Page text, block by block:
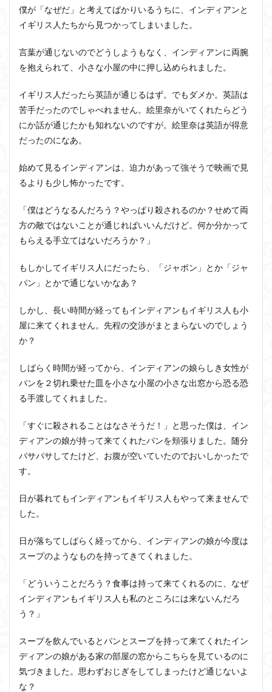
僕が「なぜだ」と考えてばかりいるうちに、インディアンと
イギリス人たちから見つかってしまいました。
言葉が通じないのでどうしようもなく、インディアンに両腕
を抱えられて、小さな小屋の中に押し込められました。
イギリス人だったら英語が通じるはず。でもダメか。英語は
苦手だったのでしゃべれません。絵里奈がいてくれたらどう
にか話が通じたかも知れないのですが。絵里奈は英語が得意
だったのになあ。
始めて見るインディアンは、迫力があって強そうで映画で見
るよりも少し怖かったです。
「僕はどうなるんだろう？やっぱり殺されるのか？せめて両
方の敵ではないことが通じればいいんだけど。何か分かって
もらえる手立てはないだろうか？」
もしかしてイギリス人にだったら、「ジャポン」とか「ジャ
パン」とかで通じないかなあ？
しかし、長い時間が経ってもインディアンもイギリス人も小
屋に来てくれません。先程の交渉がまとまらないのでしょう
か？
しばらく時間が経ってから、インディアンの娘らしき女性が
パンを２切れ乗せた皿を小さな小屋の小さな出窓から恐る恐
る手渡してくれました。
「すぐに殺されることはなさそうだ！」と思った僕は、イン
ディアンの娘が持って来てくれたパンを頬張りました。随分
パサパサしてたけど、お腹が空いていたのでおいしかったで
す。
日が暮れてもインディアンもイギリス人もやって来ませんで
した。
日が落ちてしばらく経ってから、インディアンの娘が今度は
スープのようなものを持ってきてくれました。
「どういうことだろう？食事は持って来てくれるのに、なぜ
インディアンもイギリス人も私のところには来ないんだろ
う？」
スープを飲んでいるとパンとスープを持って来てくれたイン
ディアンの娘がある家の部屋の窓からこちらを見ているのに
気づきました。思わずおじぎをしてしまったけど通じないよ
な？